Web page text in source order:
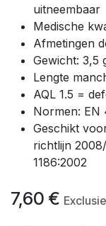
uitneembaar
Medische
Afmetingen
Gewicht: 3,5
Lengte
AQL 1.5 =
Normen: EN
Geschikt
richtlijn
1186:2002
7,60 €